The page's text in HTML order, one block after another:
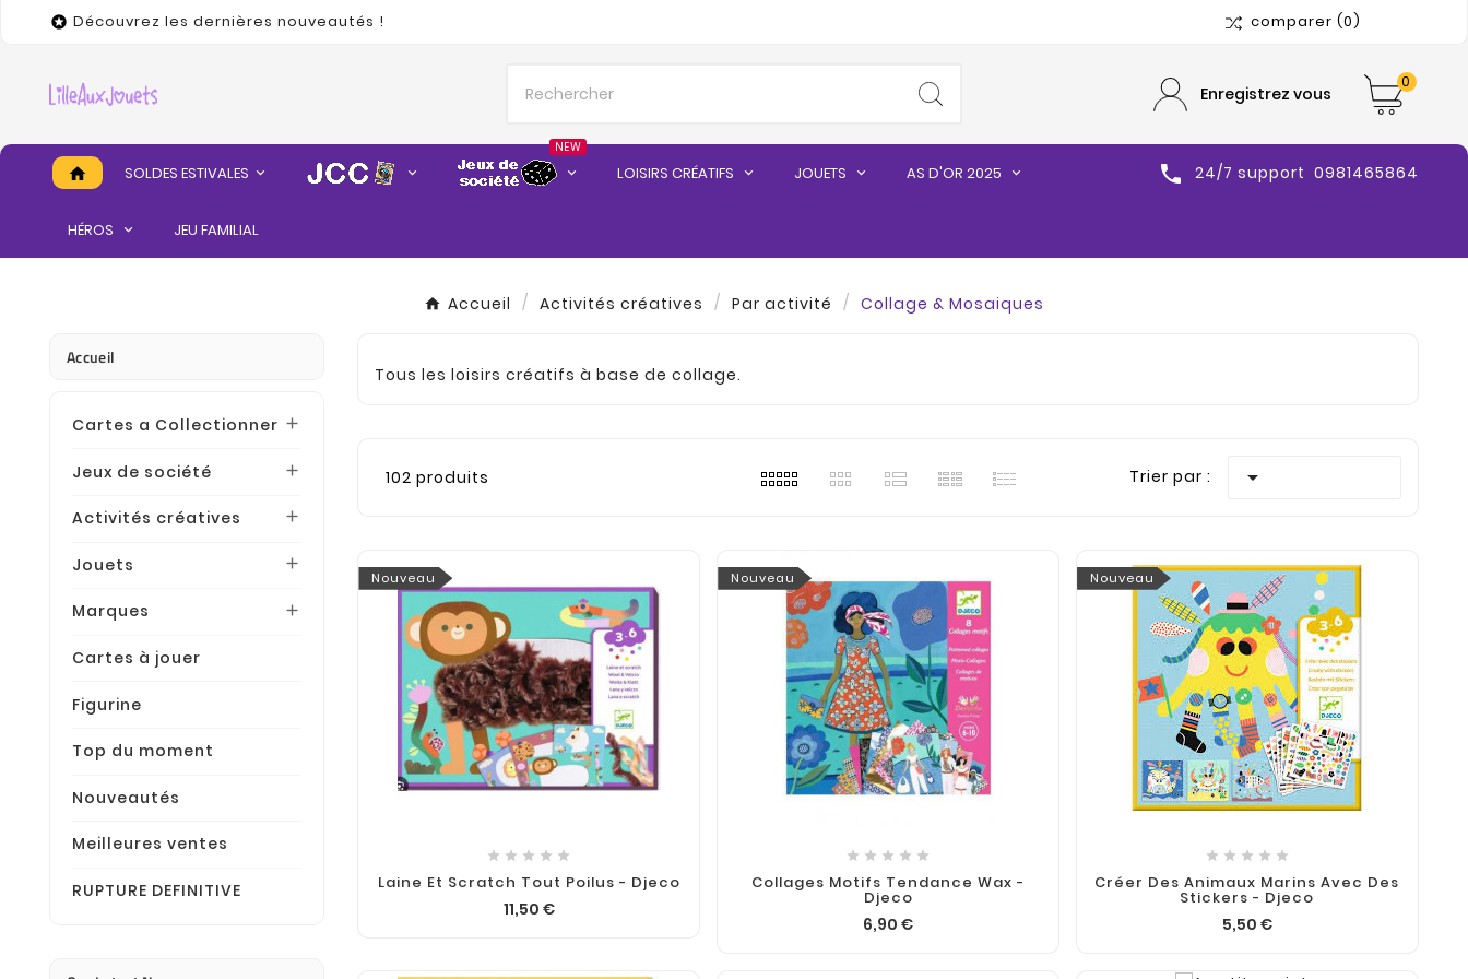
 Découvrez les dernières nouveautés ! comparer (0)
Enregistrez vous
0
home SOLDES ESTIVALES
NEW
LOISIRS CRÉATIFS JOUETS AS D'OR 2025
HÉROS JEU FAMILIAL
 24/7 support 0981465864
Accueil Activités créatives Par activité Collage & Mosaiques
Accueil
Cartes a Collectionner 
Jeux de société 
Activités créatives 
Jouets 
Marques 
Cartes à jouer
Figurine
Top du moment
Nouveautés
Meilleures ventes
RUPTURE DEFINITIVE
Tous les loisirs créatifs à base de collage.
102 produits Trier par : 
Nouveau
    
Laine Et Scratch Tout Poilus - Djeco
11,50 €
Nouveau
    
Collages Motifs Tendance Wax -
Djeco
6,90 €
Nouveau
    
Créer Des Animaux Marins Avec Des
Stickers - Djeco
5,50 €